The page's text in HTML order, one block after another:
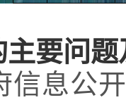
主要问
信息公